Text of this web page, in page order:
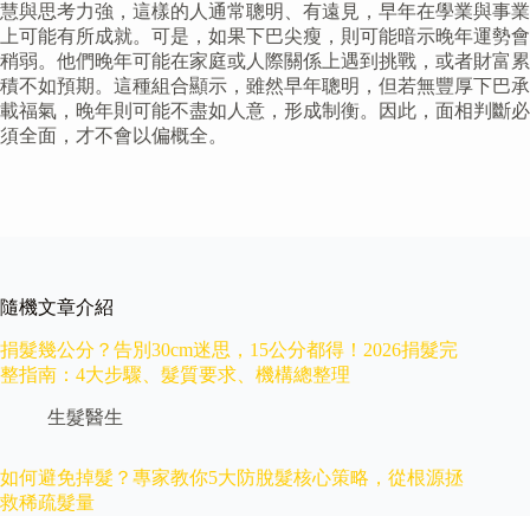
慧與思考力強，這樣的人通常聰明、有遠見，早年在學業與事業
上可能有所成就。可是，如果下巴尖瘦，則可能暗示晚年運勢會
稍弱。他們晚年可能在家庭或人際關係上遇到挑戰，或者財富累
積不如預期。這種組合顯示，雖然早年聰明，但若無豐厚下巴承
載福氣，晚年則可能不盡如人意，形成制衡。因此，面相判斷必
須全面，才不會以偏概全。
隨機文章介紹
捐髮幾公分？告別30cm迷思，15公分都得！2026捐髮完
整指南：4大步驟、髮質要求、機構總整理
生髮醫生
如何避免掉髮？專家教你5大防脫髮核心策略，從根源拯
救稀疏髮量